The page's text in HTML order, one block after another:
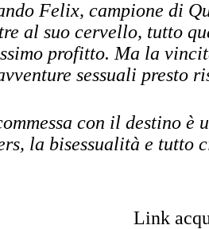
Felix, campione di
al suo cervello, tutto
profitto. Ma la
sessuali presto
con il destino è
la bisessualità e tutto
Link